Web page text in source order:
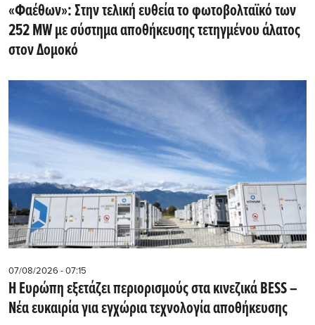
«Φαέθων»: Στην τελική ευθεία το φωτοβολταϊκό των
252 MW με σύστημα αποθήκευσης τετηγμένου άλατος
στον Δομοκό
07/08/2026 - 07:15
Η Ευρώπη εξετάζει περιορισμούς στα κινεζικά BESS –
Νέα ευκαιρία για εγχώρια τεχνολογία αποθήκευσης